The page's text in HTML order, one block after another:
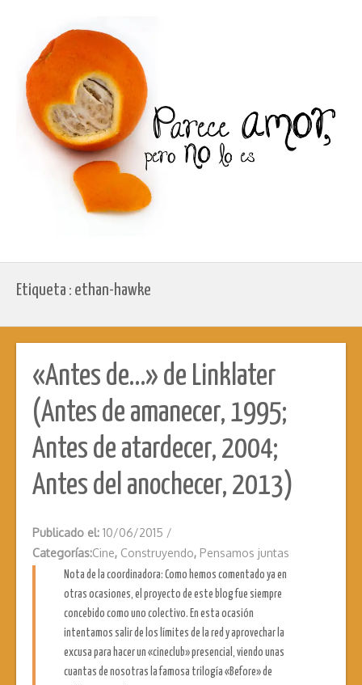
Etiqueta : ethan-hawke
«Antes de…» de Linklater
(Antes de amanecer, 1995;
Antes de atardecer, 2004;
Antes del anochecer, 2013)
Publicado el: 10/06/2015 /
Categorías:Cine, Construyendo, Pensamos juntas
Nota de la coordinadora: Como hemos comentado ya en
otras ocasiones, el proyecto de este blog fue siempre
concebido como uno colectivo. En esta ocasión
intentamos salir de los límites de la red y aprovechar la
excusa para hacer un «cineclub» presencial, viendo unas
cuantas de nosotras la famosa trilogía «Before» de